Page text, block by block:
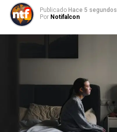
Publicado Hace 5 segundos
Por Notifalcon